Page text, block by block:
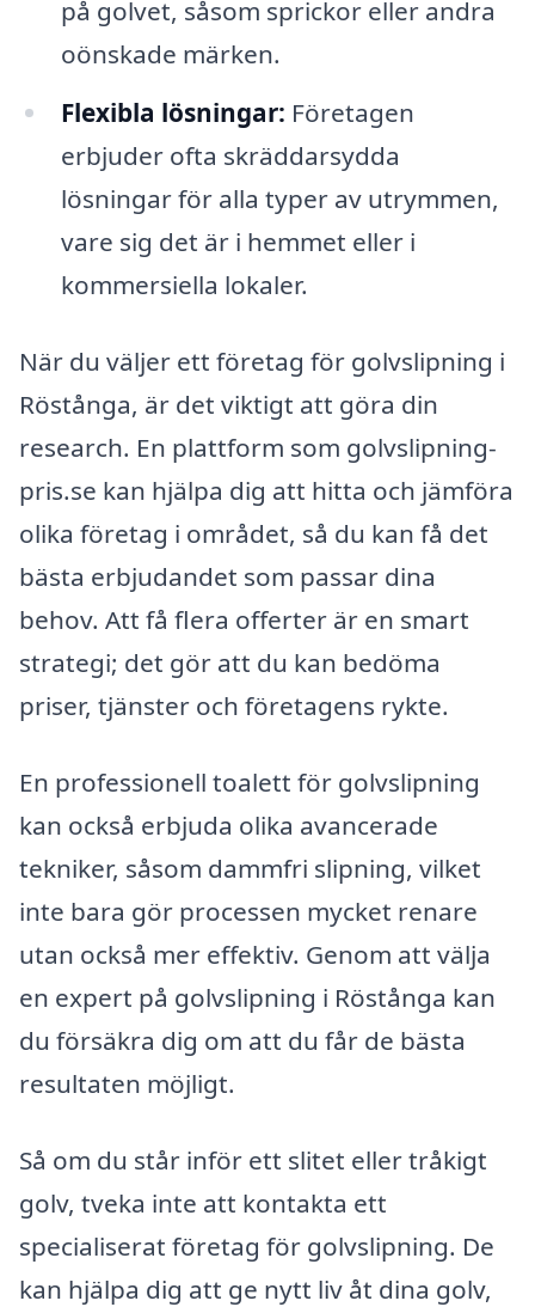
på golvet, såsom sprickor eller andra
oönskade märken.
Flexibla lösningar: Företagen
erbjuder ofta skräddarsydda
lösningar för alla typer av utrymmen,
vare sig det är i hemmet eller i
kommersiella lokaler.
När du väljer ett företag för golvslipning i
Röstånga, är det viktigt att göra din
research. En plattform som golvslipning-
pris.se kan hjälpa dig att hitta och jämföra
olika företag i området, så du kan få det
bästa erbjudandet som passar dina
behov. Att få flera offerter är en smart
strategi; det gör att du kan bedöma
priser, tjänster och företagens rykte.
En professionell toalett för golvslipning
kan också erbjuda olika avancerade
tekniker, såsom dammfri slipning, vilket
inte bara gör processen mycket renare
utan också mer effektiv. Genom att välja
en expert på golvslipning i Röstånga kan
du försäkra dig om att du får de bästa
resultaten möjligt.
Så om du står inför ett slitet eller tråkigt
golv, tveka inte att kontakta ett
specialiserat företag för golvslipning. De
kan hjälpa dig att ge nytt liv åt dina golv,